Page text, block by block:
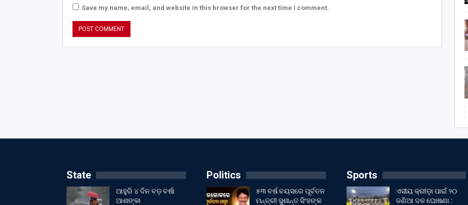
Save my name, email, and website in this browser for the next time I comment.
State
ଆହୁରି ୪ ଦିନ ବଡ଼ ବର୍ଷା
ଆଶଙ୍କା
Politics
୫୩ ବର୍ଷ ବୟସରେ ପୂର୍ବତନ
ମନ୍ତ୍ରୀ ସୁଶାନ୍ତ ସିଂହଙ୍କ
Sports
ଏସୀୟ କ୍ରୀଡ଼ା ପାଇଁ ୨୦
ଜଣିଆ ଦଳ ଘୋଷଣା :